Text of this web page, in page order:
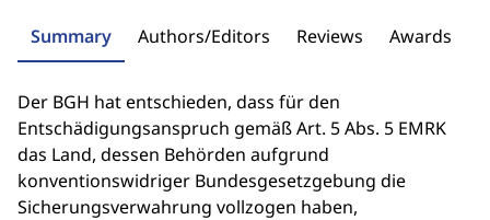
Summary Authors/Editors Reviews Awards
Der BGH hat entschieden, dass für den
Entschädigungsanspruch gemäß Art. 5 Abs. 5 EMRK
das Land, dessen Behörden aufgrund
konventionswidriger Bundesgesetzgebung die
Sicherungsverwahrung vollzogen haben,